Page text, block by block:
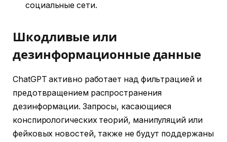
социальные сети.
Шкодливые или
дезинформационные данные
ChatGPT активно работает над фильтрацией и
предотвращением распространения
дезинформации. Запросы, касающиеся
конспирологических теорий, манипуляций или
фейковых новостей, также не будут поддержаны